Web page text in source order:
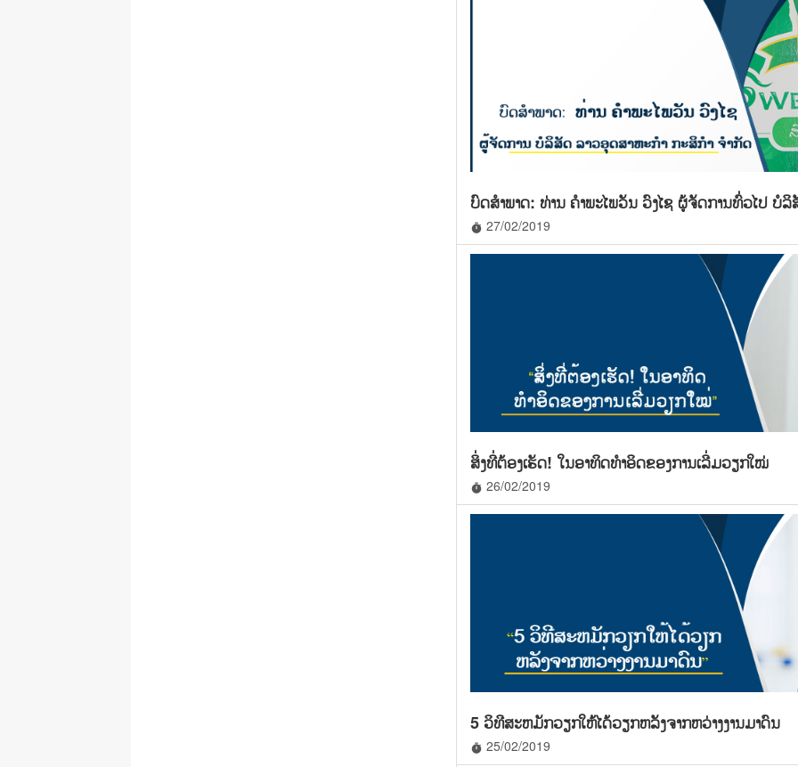
ບົດສໍາພາດ: ທ່ານ ຄໍາພະໄພວັນ ວົງໄຊ ຜູ້ຈັດການທົ່ວໄປ ບໍ
timer 27/02/2019
ສິ່ງທີ່ຕ້ອງເຮັດ! ໃນອາທິດທໍາອິດຂອງການເລີ່ມວຽກໃໝ່
timer 26/02/2019
5 ວິທີສະຫມັກວຽກໃຫ້ໄດ້ວຽກຫລັງຈາກຫວ່າງງານມາດົນ
timer 25/02/2019